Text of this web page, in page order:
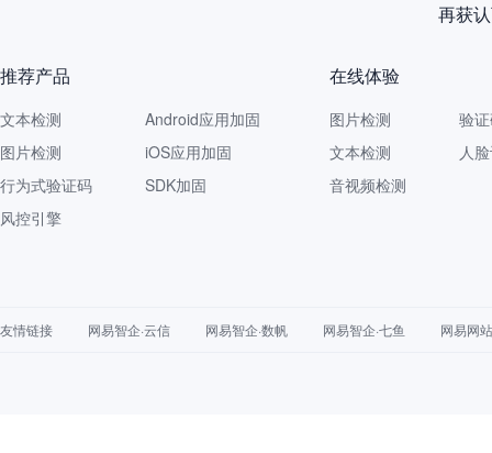
再获
推荐产品
文本检测
图片检测
行为式验证码
风控引擎
Android应用加固
iOS应用加固
SDK加固
在线体验
图片检测
文本检测
音视频检测
验
人
友情链接 网易智企·云信 网易智企·数帆 网易智企·七鱼 网易网